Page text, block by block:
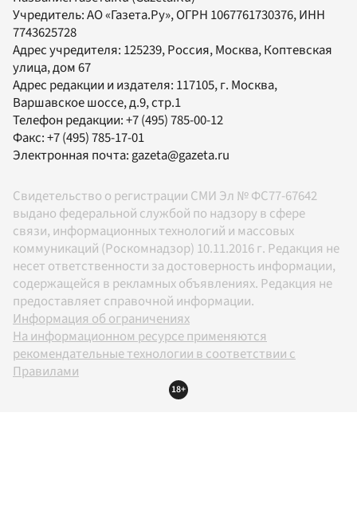
Учредитель:АО «Газета.Ру», ОГРН 1067761730376, ИНН
7743625728
Адрес учредителя: 125239, Россия, Москва, Коптевская
улица, дом 67
Адрес редакции и издателя: 117105, г. Москва,
Варшавское шоссе, д.9, стр.1
Телефон редакции:+7 (495) 785-00-12
Факс:+7 (495) 785-17-01
Электронная почта:gazeta@gazeta.ru
Свидетельство о регистрации СМИ Эл № ФС77-67642
выдано федеральной службой по надзору в сфере
связи, информационных технологий и массовых
коммуникаций (Роскомнадзор) 10.11.2016 г. Редакция не
несет ответственности за достоверность информации,
содержащейся в рекламных объявлениях. Редакция не
предоставляет справочной информации.
Информация об ограничениях
На информационном ресурсе применяются
рекомендательные технологии в соответствии с
Правилами
18+